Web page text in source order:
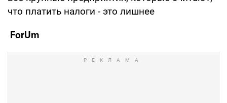
что платить налоги - это лишнее
ForUm